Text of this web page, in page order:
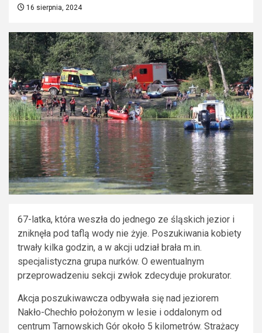
16 sierpnia, 2024
67-latka, która weszła do jednego ze śląskich jezior i
zniknęła pod taflą wody nie żyje. Poszukiwania kobiety
trwały kilka godzin, a w akcji udział brała m.in.
specjalistyczna grupa nurków. O ewentualnym
przeprowadzeniu sekcji zwłok zdecyduje prokurator.
Akcja poszukiwawcza odbywała się nad jeziorem
Nakło-Chechło położonym w lesie i oddalonym od
centrum Tarnowskich Gór około 5 kilometrów. Strażacy